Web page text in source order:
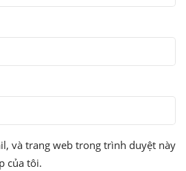
và trang web trong trình duyệt này
của tôi.